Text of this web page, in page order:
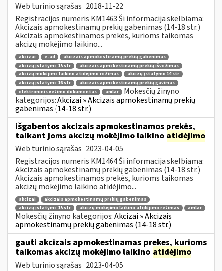
Web turinio sąrašas 2018-11-22
Registracijos numeris KM1463 Ši informacija skelbiama:
Akcizais apmokestinamų prekių gabenimas (14-18 str.)
Akcizais apmokestinamos prekės, kurioms taikomas
akcizų mokėjimo laikino...
akcizai e-ad
akcizais apmokestinamų prekių gabenimas
akcizų įstatymo 15 str
akcizais apmokestinamų prekių išvežimas
akcizų mokėjimo laikino atidėjimo režimas
akcizų įstatymo 14 str
akcizų įstatymo 16 str
akcizais apmokestinamų prekių gavimas
elektroninis vežimo dokumentas
amlar
Mokesčių žinyno
kategorijos:Akcizai » Akcizais apmokestinamų prekių
gabenimas (14-18 str.)
išgabentos akcizais apmokestinamos prekės,
taikant joms akcizų mokėjimo laikino atidėjimo
Web turinio sąrašas 2023-04-05
Registracijos numeris KM1464 Ši informacija skelbiama:
Akcizais apmokestinamų prekių gabenimas (14-18 str.)
Akcizais apmokestinamos prekės, kurioms taikomas
akcizų mokėjimo laikino atidėjimo...
akcizai
akcizais apmokestinamų prekių gabenimas
akcizų įstatymo 15 str
akcizų mokėjimo laikino atidėjimo režimas amlar
Mokesčių žinyno kategorijos:Akcizai » Akcizais
apmokestinamų prekių gabenimas (14-18 str.)
gauti akcizais apmokestinamas prekes, kurioms
taikomas akcizų mokėjimo laikino atidėjimo
Web turinio sąrašas 2023-04-05